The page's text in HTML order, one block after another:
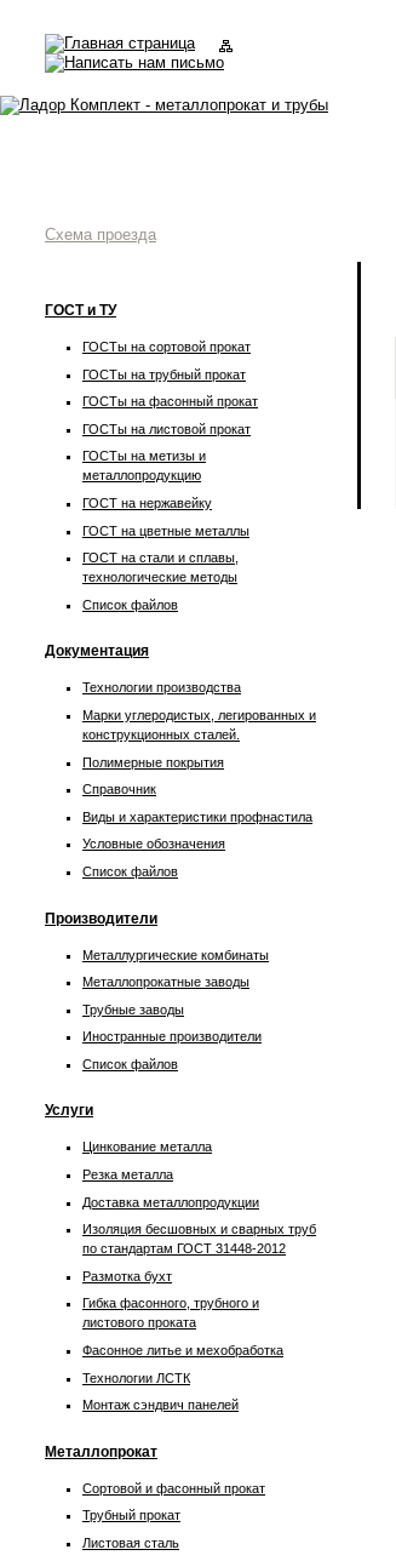
Схема проезда
ГОСТ и ТУ
ГОСТы на сортовой прокат
ГОСТы на трубный прокат
ГОСТы на фасонный прокат
ГОСТы на листовой прокат
ГОСТы на метизы и
металлопродукцию
ГОСТ на нержавейку
ГОСТ на цветные металлы
ГОСТ на стали и сплавы,
технологические методы
Список файлов
Документация
Технологии производства
Марки углеродистых, легированных и
конструкционных сталей.
Полимерные покрытия
Справочник
Виды и характеристики профнастила
Условные обозначения
Список файлов
Производители
Металлургические комбинаты
Металлопрокатные заводы
Трубные заводы
Иностранные производители
Список файлов
Услуги
Цинкование металла
Резка металла
Доставка металлопродукции
Изоляция бесшовных и сварных труб
по стандартам ГОСТ 31448-2012
Размотка бухт
Гибка фасонного, трубного и
листового проката
Фасонное литье и мехобработка
Технологии ЛСТК
Монтаж сэндвич панелей
Металлопрокат
Сортовой и фасонный прокат
Трубный прокат
Листовая сталь